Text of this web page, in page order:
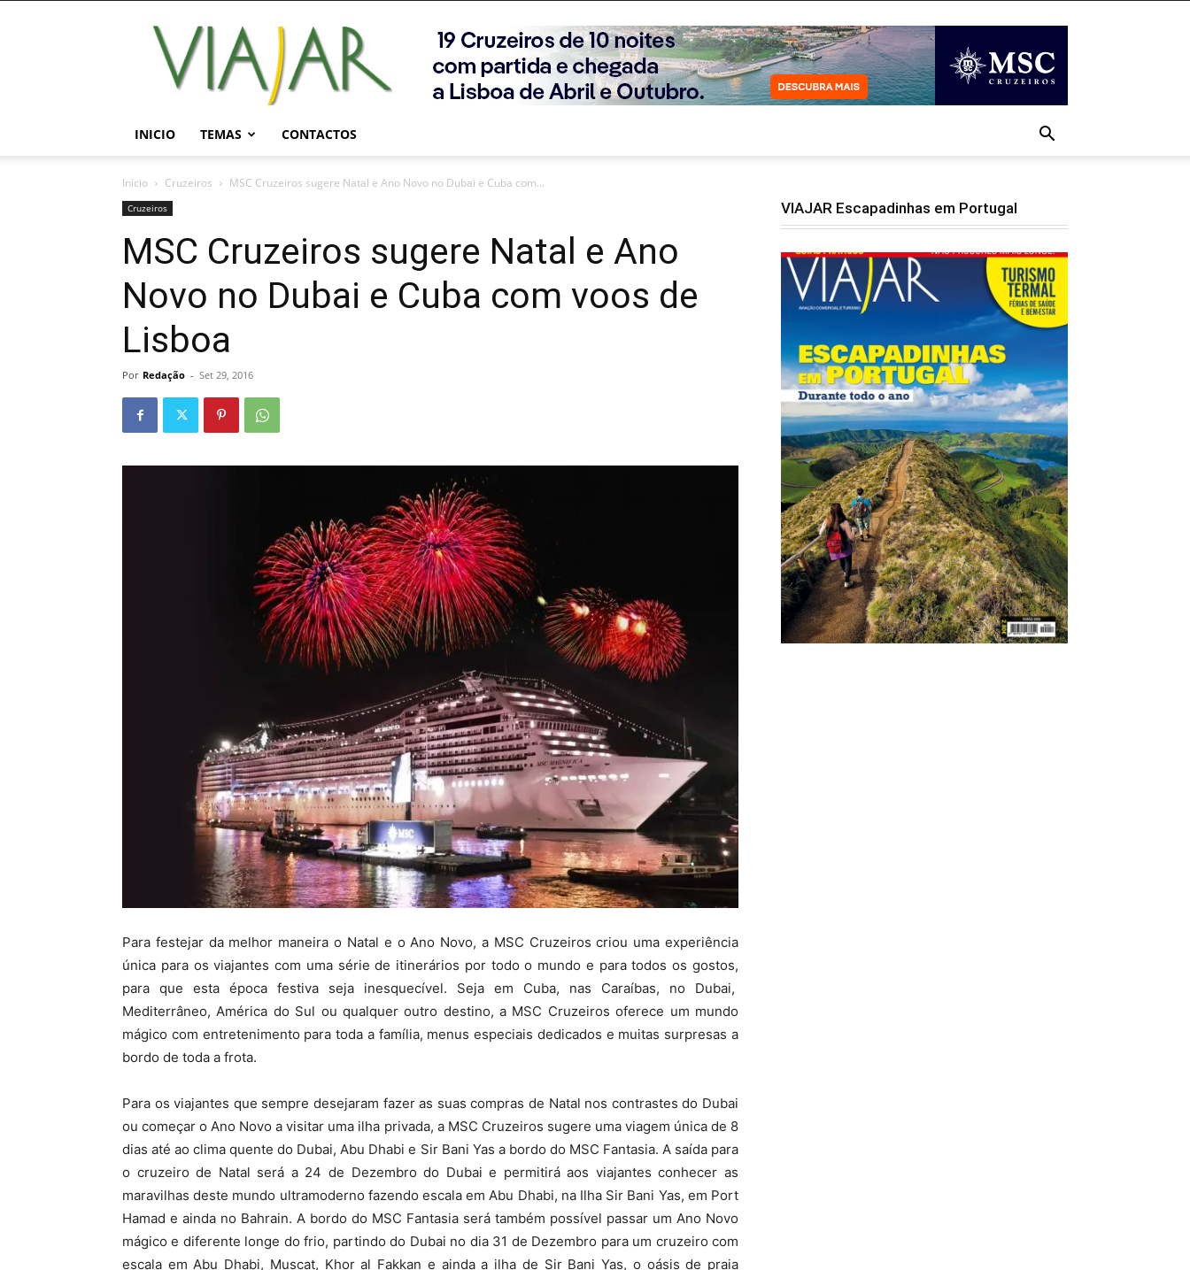
Viajar
Magazine
Online
INICIO TEMAS CONTACTOS
Início Cruzeiros MSC Cruzeiros sugere Natal e Ano Novo no Dubai e Cuba com...
Cruzeiros
MSC Cruzeiros sugere Natal e Ano
Novo no Dubai e Cuba com voos de
Lisboa
Por Redação - Set 29, 2016
Para festejar da melhor maneira o Natal e o Ano Novo, a MSC Cruzeiros criou uma experiência
única para os viajantes com uma série de itinerários por todo o mundo e para todos os gostos,
para que esta época festiva seja inesquecível. Seja em Cuba, nas Caraíbas, no Dubai,
Mediterrâneo, América do Sul ou qualquer outro destino, a MSC Cruzeiros oferece um mundo
mágico com entretenimento para toda a família, menus especiais dedicados e muitas surpresas a
bordo de toda a frota.
Para os viajantes que sempre desejaram fazer as suas compras de Natal nos contrastes do Dubai
ou começar o Ano Novo a visitar uma ilha privada, a MSC Cruzeiros sugere uma viagem única de 8
dias até ao clima quente do Dubai, Abu Dhabi e Sir Bani Yas a bordo do MSC Fantasia. A saída para
o cruzeiro de Natal será a 24 de Dezembro do Dubai e permitirá aos viajantes conhecer as
maravilhas deste mundo ultramoderno fazendo escala em Abu Dhabi, na Ilha Sir Bani Yas, em Port
Hamad e ainda no Bahrain. A bordo do MSC Fantasia será também possível passar um Ano Novo
mágico e diferente longe do frio, partindo do Dubai no dia 31 de Dezembro para um cruzeiro com
escala em Abu Dhabi, Muscat, Khor al Fakkan e ainda a ilha de Sir Bani Yas, o oásis de praia
VIAJAR Escapadinhas em Portugal